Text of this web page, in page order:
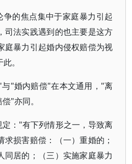
争的焦点集中于家庭暴力引起
司法实践遇到的也主要是这方
庭暴力引起婚内侵权赔偿为视
。
"婚内赔偿"在本文通用，"离
"亦同。
："有下列情形之一，导致离
损害赔偿：（一）重婚的；
同居的；（三）实施家庭暴力